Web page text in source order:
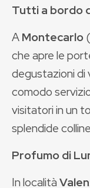
Tutti a bordo
AMontecarlo
che apre le
degustazioni di
comodo
visitatori in un
splendide
Profumo di
In località